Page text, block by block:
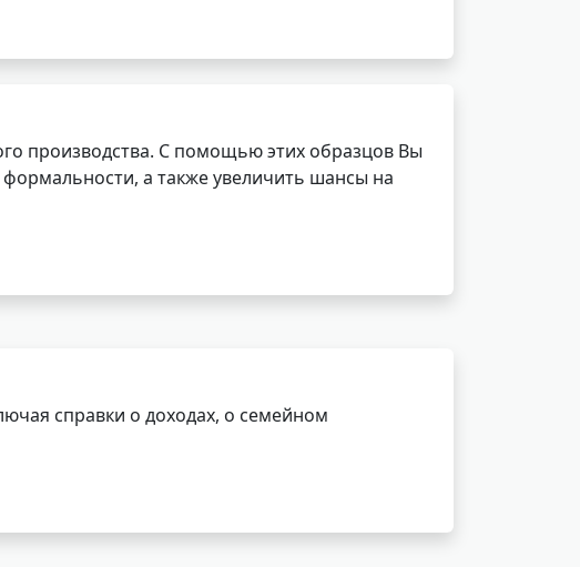
производства. С помощью этих образцов Вы
а также увеличить шансы на
справки о доходах, о семейном